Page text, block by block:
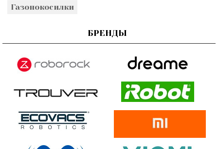
Газонокосилки
БРЕНДЫ